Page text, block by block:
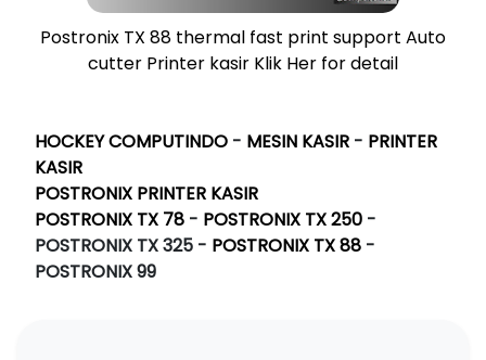
Postronix TX 88 thermal fast print support Auto
cutter Printer kasir Klik Her for detail
HOCKEY COMPUTINDO - MESIN KASIR - PRINTER
KASIR
POSTRONIX PRINTER KASIR
POSTRONIX TX 78 - POSTRONIX TX 250 -
POSTRONIX TX 325 - POSTRONIX TX 88 -
POSTRONIX 99